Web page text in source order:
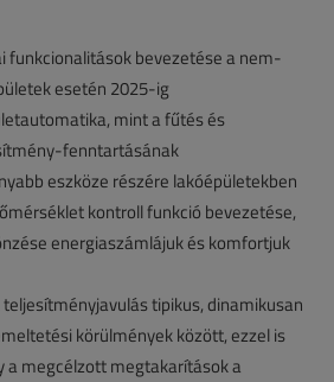
funkcionalitások bevezetése a nem-
esetén 2025-ig
mint a fűtés és
fenntartásának
eszköze részére lakóépületekben
kontroll funkció bevezetése,
energiaszámlájuk és komfortjuk
tipikus, dinamikusan
körülmények között, ezzel is
a megcélzott megtakarítások a